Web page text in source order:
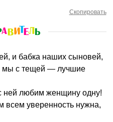
Скопировать
и бабка наших сыновей,
мы с тещей — лучшие
ней любим женщину одну!
всем уверенность нужна,